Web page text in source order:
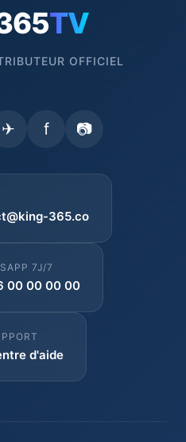
TV
OFFICIEL
✈ f 📷
365.co
7J/7
00 00 00 00
d'aide